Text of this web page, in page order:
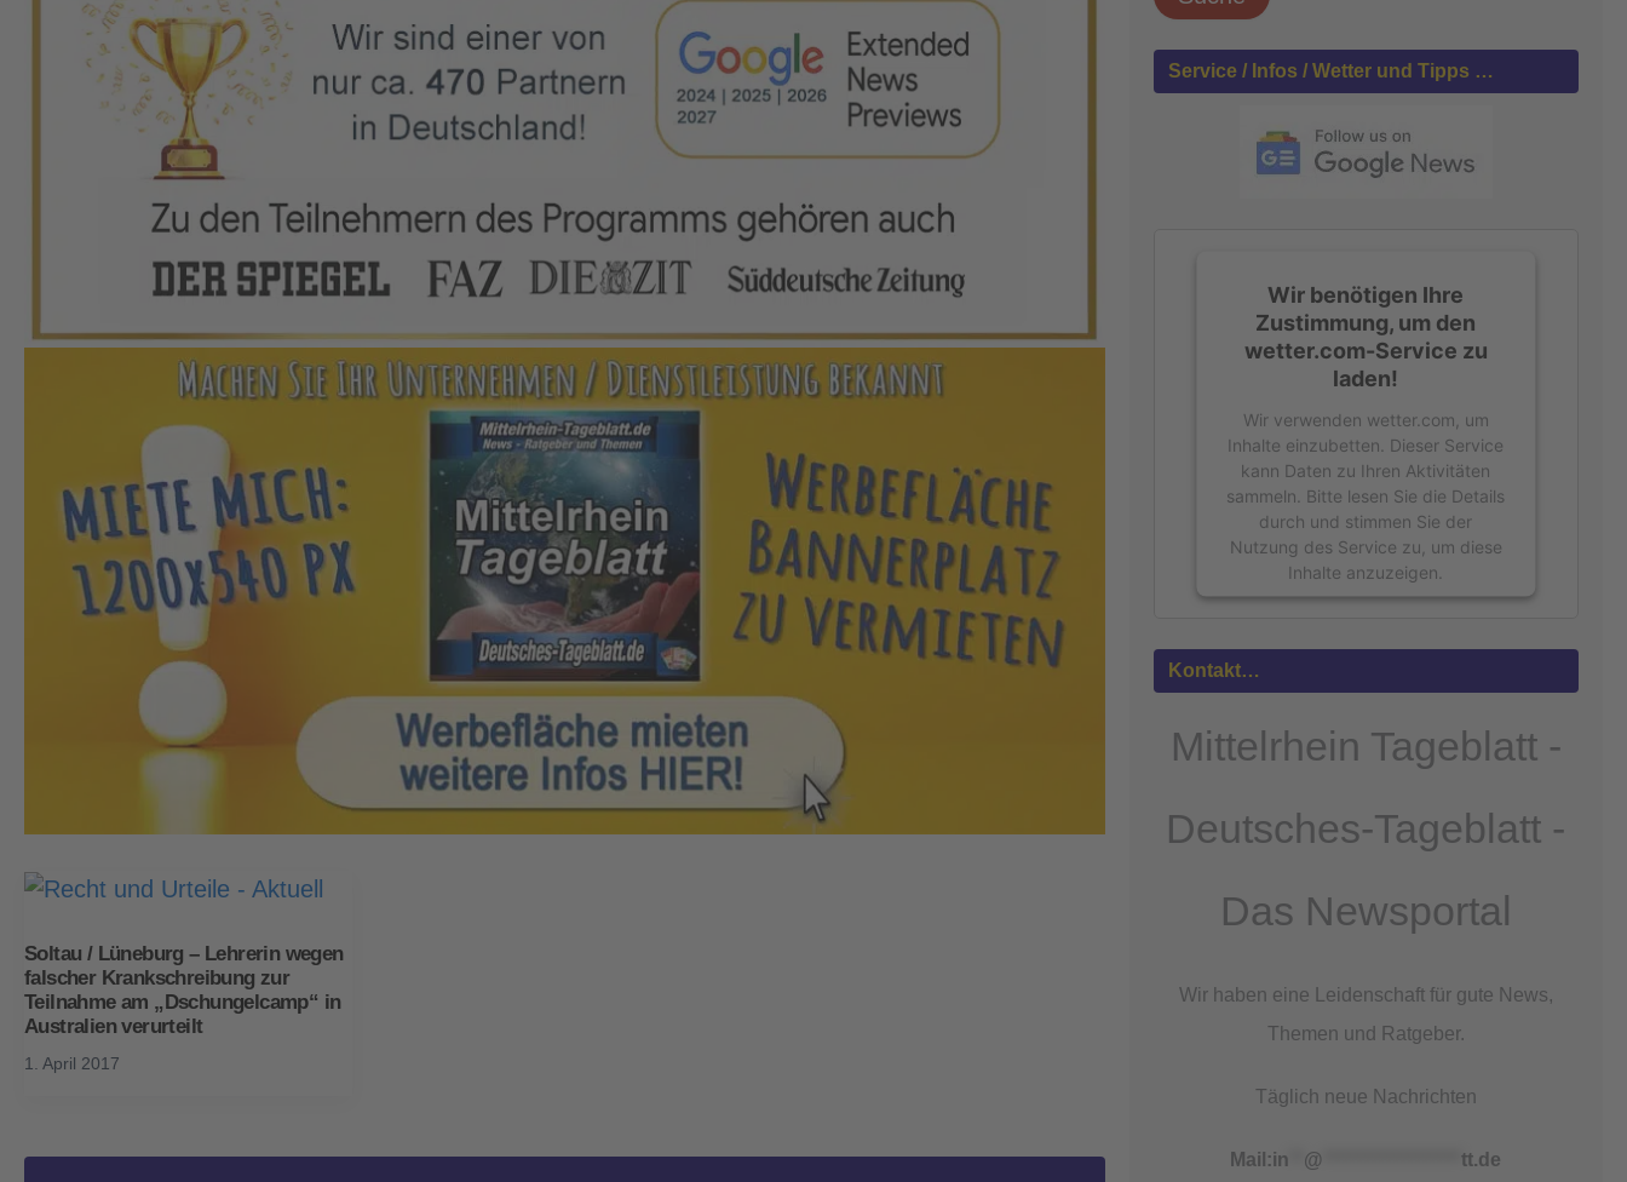
Soltau / Lüneburg – Lehrerin wegen
falscher Krankschreibung zur
Teilnahme am „Dschungelcamp“ in
Australien verurteilt
1. April 2017
h
n
Service / Infos / Wetter und Tipps …
Wir benötigen Ihre
Zustimmung, um den
wetter.com-Service zu
laden!
Wir verwenden wetter.com, um
Inhalte einzubetten. Dieser Service
kann Daten zu Ihren Aktivitäten
sammeln. Bitte lesen Sie die Details
durch und stimmen Sie der
Nutzung des Service zu, um diese
Inhalte anzuzeigen.
Informationen
Akzeptieren
powered byUsercentrics Consent
Management Platform&eRecht24
Kontakt…
Mittelrhein Tageblatt -
Deutsches-Tageblatt -
Das Newsportal
Wir haben eine Leidenschaft für gute News,
Themen und Ratgeber.
Täglich neue Nachrichten
Mail:in @ *******************tt.de